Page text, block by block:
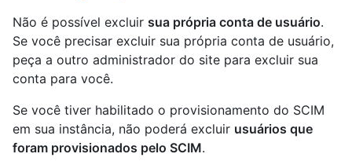
Não é possível excluir sua própria conta de usuário.
Se você precisar excluir sua própria conta de usuário,
peça a outro administrador do site para excluir sua
conta para você.
Se você tiver habilitado o provisionamento do SCIM
em sua instância, não poderá excluir usuários que
foram provisionados pelo SCIM.